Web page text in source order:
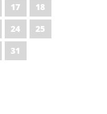
17
18
24
25
31